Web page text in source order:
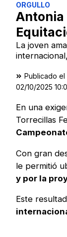
ORGULLO
Antonia
La joven
Publicado el
02/10/2025
En una
Torrecillas
Con gran
le permitió
y por la
Este